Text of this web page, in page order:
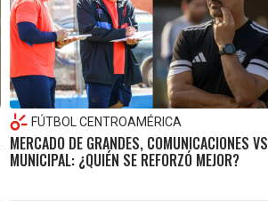
FÚTBOL CENTROAMÉRICA
MERCADO DE GRANDES, COMUNICACIONES VS
MUNICIPAL: ¿QUIÉN SE REFORZÓ MEJOR?